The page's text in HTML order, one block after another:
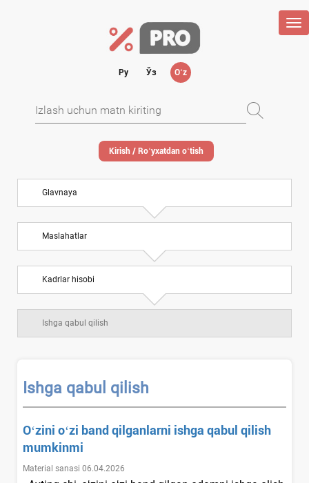
Ру Ўз Oʻz
Kirish / Roʻyхatdan oʻtish
Glavnaya
Maslahatlar
Kadrlar hisobi
Ishga qabul qilish
Ishga qabul qilish
Oʻzini oʻzi band qilganlarni ishga qabul qilish
mumkinmi
Material sanasi 06.04.2026